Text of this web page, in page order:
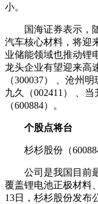
小。
国海证券表示，随
汽车核心材料，将迎
业储能领域也推动锂
龙头企业有望迎来高
（300037） 、沧州
九久（002411） 、
（600884）。
个股点将台
杉杉股份（600884
公司是我国目前最
覆盖锂电池正极材料
13日，杉杉股份发布